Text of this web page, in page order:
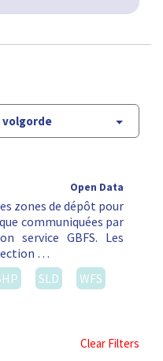
volgorde
Open Data
zones de dépôt pour
communiquées par
service GBFS. Les
…
SLD
WFS
Clear Filters